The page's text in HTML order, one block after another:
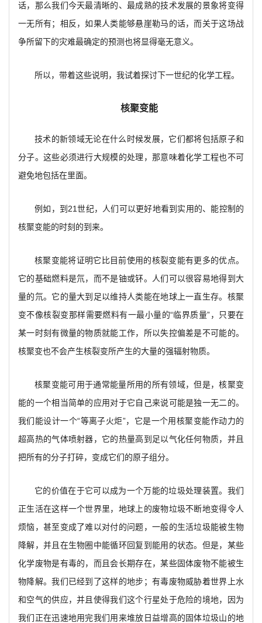
话，那么我们今天最清晰的、最成熟的技术发展的景象将变得
一无所有；相反，如果人类能够悬崖勒马的话，而关于这场战
争所留下的灾难最确定的预测也将显得毫无意义。
所以，带着这些说明，我试着探讨下一世纪的化学工程。
核聚变能
技术的新领域无论在什么时候发展，它们都将包括原子和
分子。这些必须进行大规模的处理，那意味着化学工程也不可
避免地包括在里面。
例如，到21世纪，人们可以更好地看到实用的、能控制的
核聚变能的时刻的到来。
核聚变能将证明它比目前使用的核裂变能有更多的优点。
它的基础燃料是氘，而不是铀或钚。人们可以很容易地得到大
量的氘。它的量大到足以维持人类能在地球上一直生存。核聚
变不像核裂变那样需要燃料有一最小量的“临界质量”，只要在
某一时刻有微量的物质就能工作，所以失控偏差是不可能的。
核聚变也不会产生核裂变所产生的大量的强辐射物质。
核聚变能可用于通常能量所用的所有领域，但是，核聚变
能的一个相当简单的应用对于它自己来说可能是独一无二的。
我们能设计一个“等离子火炬”，它是一个用核聚变能作动力的
超高热的气体喷射器，它的热量高到足以气化任何物质，并且
把所有的分子打碎，变成它们的原子组分。
它的价值在于它可以成为一个万能的垃圾处理装置。我们
正生活在这样一个世界里，地球上的废物垃圾不断地变得令人
烦恼，甚至变成了难以对付的问题，一般的生活垃圾能被生物
降解，并且在生物圈中能循环回复到能用的状态。但是，某些
化学废物是有毒的，而且会长期存在，某些固体废物不能被生
物降解。我们已经到了这样的地步；有毒废物威胁着世界上水
和空气的供应，并且使得我们这个行星处于危险的境地，因为
我们正在迅速地用完我们用来堆放日益增高的固体垃圾山的地